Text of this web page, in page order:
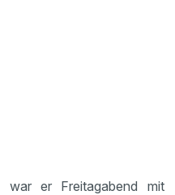
war er Freitagabend mit